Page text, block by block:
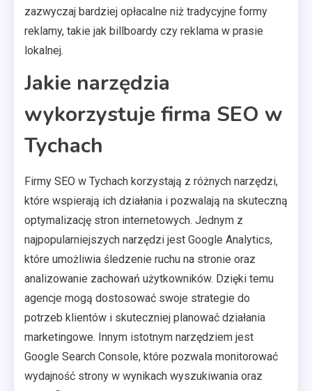
zazwyczaj bardziej opłacalne niż tradycyjne formy
reklamy, takie jak billboardy czy reklama w prasie
lokalnej.
Jakie narzędzia
wykorzystuje firma SEO w
Tychach
Firmy SEO w Tychach korzystają z różnych narzędzi,
które wspierają ich działania i pozwalają na skuteczną
optymalizację stron internetowych. Jednym z
najpopularniejszych narzędzi jest Google Analytics,
które umożliwia śledzenie ruchu na stronie oraz
analizowanie zachowań użytkowników. Dzięki temu
agencje mogą dostosować swoje strategie do
potrzeb klientów i skuteczniej planować działania
marketingowe. Innym istotnym narzędziem jest
Google Search Console, które pozwala monitorować
wydajność strony w wynikach wyszukiwania oraz